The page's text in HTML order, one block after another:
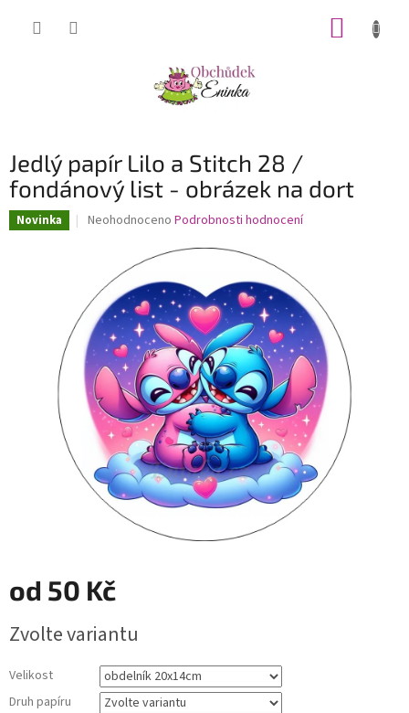
Jedlý papír Lilo a Stitch 28 /
fondánový list - obrázek na dort
Novinka
Průměrné
0,0
z
5
hvězdiček.
Neohodnoceno Podrobnosti hodnocení
od 50 Kč
cena:
Zvolte variantu
Velikost
Druh papíru